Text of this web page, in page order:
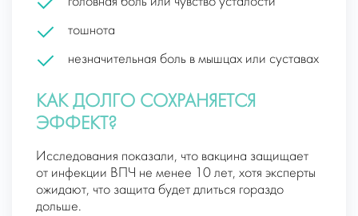
тошнота
незначительная боль в мышцах или суставах
КАК ДОЛГО СОХРАНЯЕТСЯ
ЭФФЕКТ?
Исследования показали, что вакцина защищает
от инфекции ВПЧ не менее 10 лет, хотя эксперты
ожидают, что защита будет длиться гораздо
дольше.